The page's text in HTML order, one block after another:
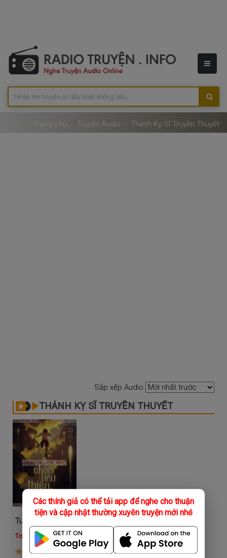
Các thính giả có thể tải app để nghe cho thuận
tiện và cập nhật thường xuyên truyện mới nhé
Trang chủ Truyện Audio Thánh Kỵ Sĩ Truyền Thuyết
Sắp xếp Audio
THÁNH KỴ SĨ TRUYỀN THUYẾT
Top Tiên Hiệp